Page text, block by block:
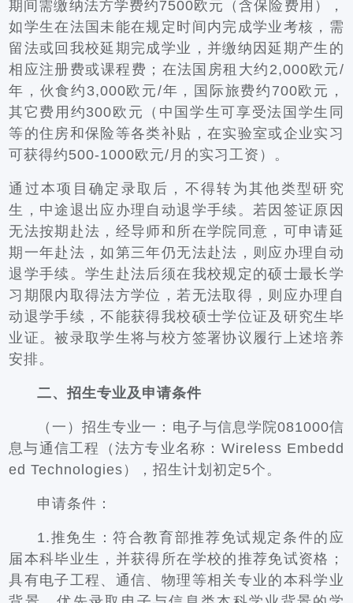
期间需缴纳法方学费约7500欧元（含保险费用），
如学生在法国未能在规定时间内完成学业考核，需
留法或回我校延期完成学业，并缴纳因延期产生的
相应注册费或课程费；在法国房租大约2,000欧元/
年，伙食约3,000欧元/年，国际旅费约700欧元，
其它费用约300欧元（中国学生可享受法国学生同
等的住房和保险等各类补贴，在实验室或企业实习
可获得约500-1000欧元/月的实习工资）。
通过本项目确定录取后，不得转为其他类型研究
生，中途退出应办理自动退学手续。若因签证原因
无法按期赴法，经导师和所在学院同意，可申请延
期一年赴法，如第三年仍无法赴法，则应办理自动
退学手续。学生赴法后须在我校规定的硕士最长学
习期限内取得法方学位，若无法取得，则应办理自
动退学手续，不能获得我校硕士学位证及研究生毕
业证。被录取学生将与校方签署协议履行上述培养
安排。
二、招生专业及申请条件
（一）招生专业一：电子与信息学院081000信
息与通信工程（法方专业名称：Wireless Embedd
ed Technologies），招生计划初定5个。
申请条件：
1.推免生：符合教育部推荐免试规定条件的应
届本科毕业生，并获得所在学校的推荐免试资格；
具有电子工程、通信、物理等相关专业的本科学业